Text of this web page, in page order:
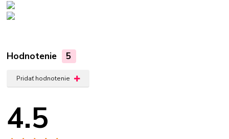
Hodnotenie 5
Pridať hodnotenie
4.5